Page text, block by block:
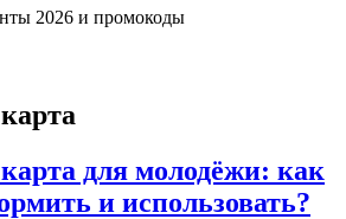
2026 и промокоды
для молодёжи: как
и использовать?